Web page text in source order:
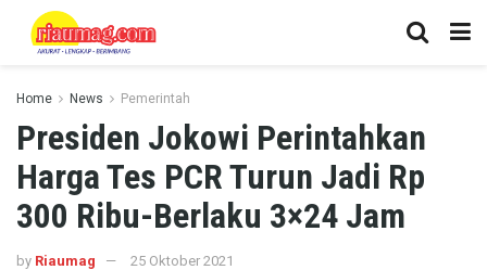
Home News Pemerintah
Presiden Jokowi Perintahkan
Harga Tes PCR Turun Jadi Rp
300 Ribu-Berlaku 3×24 Jam
by Riaumag 25 Oktober 2021